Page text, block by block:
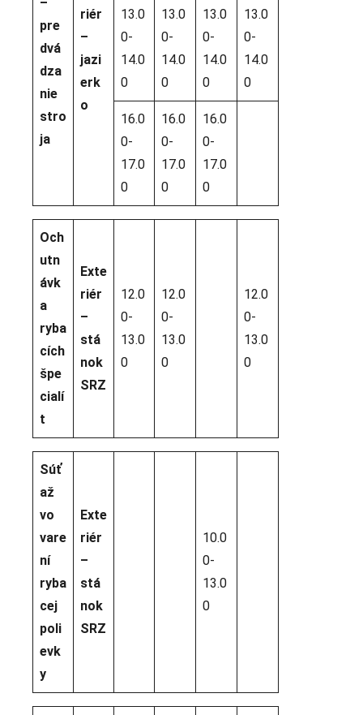
pre
dvá
dza
nie
stro
ja
riér
–
jazi
erk
o
13.0
0-
14.0
0
13.0
0-
14.0
0
13.0
0-
14.0
0
13.0
0-
14.0
0
16.0
0-
17.0
0
16.0
0-
17.0
0
16.0
0-
17.0
0
Och
utn
ávk
a
ryba
cích
špe
cialí
t
Exte
riér
–
stá
nok
SRZ
12.0
0-
13.0
0
12.0
0-
13.0
0
12.0
0-
13.0
0
Súť
až
vo
vare
ní
ryba
cej
poli
evk
y
Exte
riér
–
stá
nok
SRZ
10.0
0-
13.0
0